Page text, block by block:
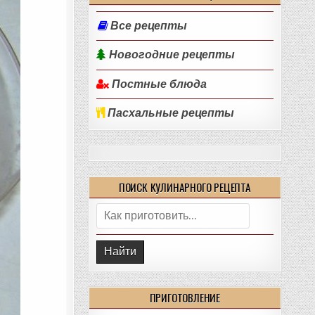
Все рецепты
Новогодние рецепты
Постные блюда
Пасхальные рецепты
ПОИСК КУЛИНАРНОГО РЕЦЕПТА
Поиск:
ПРИГОТОВЛЕНИЕ